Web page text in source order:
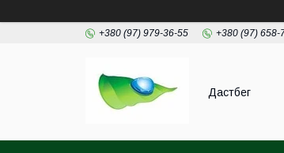
+380 (97) 979-36-55 +380 (97) 658-
Дастбег